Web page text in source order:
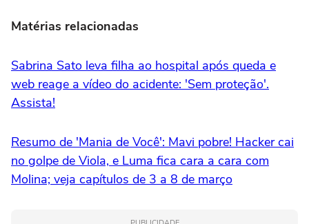
Matérias relacionadas
Sabrina Sato leva filha ao hospital após queda e
web reage a vídeo do acidente: 'Sem proteção'.
Assista!
Resumo de 'Mania de Você': Mavi pobre! Hacker cai
no golpe de Viola, e Luma fica cara a cara com
Molina; veja capítulos de 3 a 8 de março